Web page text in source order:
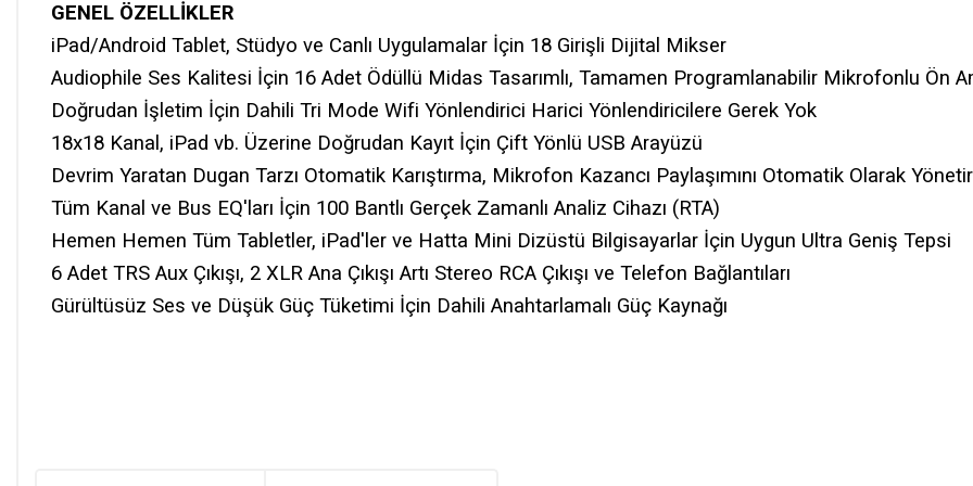
GENEL ÖZELLİKLER
iPad/Android Tablet, Stüdyo ve Canlı Uygulamalar İçin 18 Girişli Dijital Mikser
Audiophile Ses Kalitesi İçin 16 Adet Ödüllü Midas Tasarımlı, Tamamen Programlanabilir Mikrofonlu Ön
Doğrudan İşletim İçin Dahili Tri Mode Wifi Yönlendirici Harici Yönlendiricilere Gerek Yok
18x18 Kanal, iPad vb. Üzerine Doğrudan Kayıt İçin Çift Yönlü USB Arayüzü
Devrim Yaratan Dugan Tarzı Otomatik Karıştırma, Mikrofon Kazancı Paylaşımını Otomatik Olarak Yönetir
Tüm Kanal ve Bus EQ'ları İçin 100 Bantlı Gerçek Zamanlı Analiz Cihazı (RTA)
Hemen Hemen Tüm Tabletler, iPad'ler ve Hatta Mini Dizüstü Bilgisayarlar İçin Uygun Ultra Geniş Tepsi
6 Adet TRS Aux Çıkışı, 2 XLR Ana Çıkışı Artı Stereo RCA Çıkışı ve Telefon Bağlantıları
Gürültüsüz Ses ve Düşük Güç Tüketimi İçin Dahili Anahtarlamalı Güç Kaynağı